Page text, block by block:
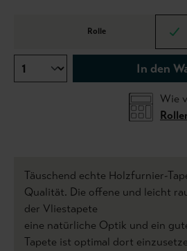
Rolle
In den
Wie
Täuschend echte Holzfurnier-
Qualität. Die offene und leicht
der Vliestapete
eine natürliche Optik und ein
Tapete ist optimal dort